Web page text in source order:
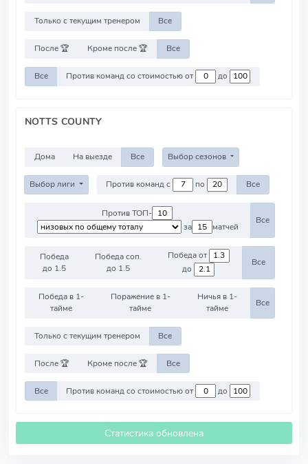
Только с текущим тренером Все
После 🏆 Кроме после 🏆 Все
Все Против команд со стоимостью от до
NOTTS COUNTY
Дома На выезде Все Выбор сезонов
Выбор лиги Против команд с по Все
Против ТОП-
за
матчей
Все
Победа
до 1.5
Победа соп.
до 1.5
Победа от
до
Все
Победа в 1-
тайме
Поражение в 1-
тайме
Ничья в 1-
тайме
Все
Только с текущим тренером Все
После 🏆 Кроме после 🏆 Все
Все Против команд со стоимостью от до
Статистика обновлена